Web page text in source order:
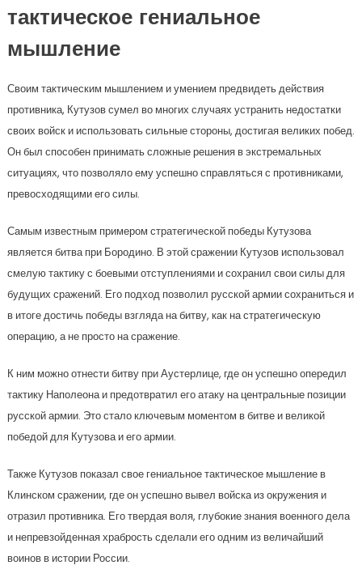
тактическое гениальное
мышление
Своим тактическим мышлением и умением предвидеть действия
противника, Кутузов сумел во многих случаях устранить недостатки
своих войск и использовать сильные стороны, достигая великих побед.
Он был способен принимать сложные решения в экстремальных
ситуациях, что позволяло ему успешно справляться с противниками,
превосходящими его силы.
Самым известным примером стратегической победы Кутузова
является битва при Бородино. В этой сражении Кутузов использовал
смелую тактику с боевыми отступлениями и сохранил свои силы для
будущих сражений. Его подход позволил русской армии сохраниться и
в итоге достичь победы взгляда на битву, как на стратегическую
операцию, а не просто на сражение.
К ним можно отнести битву при Аустерлице, где он успешно опередил
тактику Наполеона и предотвратил его атаку на центральные позиции
русской армии. Это стало ключевым моментом в битве и великой
победой для Кутузова и его армии.
Также Кутузов показал свое гениальное тактическое мышление в
Клинском сражении, где он успешно вывел войска из окружения и
отразил противника. Его твердая воля, глубокие знания военного дела
и непревзойденная храбрость сделали его одним из величайший
воинов в истории России.